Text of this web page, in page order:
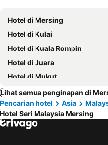
Hotel di Mersing
Hotel di Kulai
Hotel di Kuala Rompin
Hotel di Juara
Hotel di Mukut
Lihat semua penginapan di
Pencarian hotel
Asia
Hotel Seri Malaysia Mersing